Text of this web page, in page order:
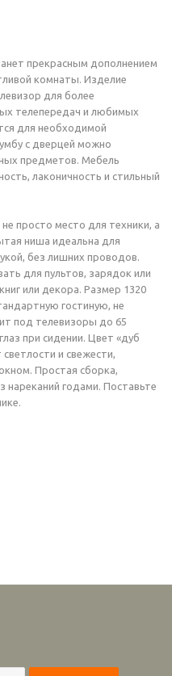
прекрасным дополнением
комнаты. Изделие
для более
телепередач и любимых
для необходимой
с дверцей можно
предметов. Мебель
лаконичность и стильный
просто место для техники, а
ниша идеальна для
без лишних проводов.
для пультов, зарядок или
или декора. Размер 1320
гостиную, не
под телевизоры до 65
при сидении. Цвет «дуб
и свежести,
Простая сборка,
годами. Поставьте